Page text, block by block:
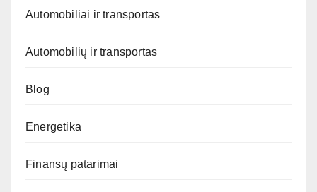
Automobiliai ir transportas
Automobilių ir transportas
Blog
Energetika
Finansų patarimai